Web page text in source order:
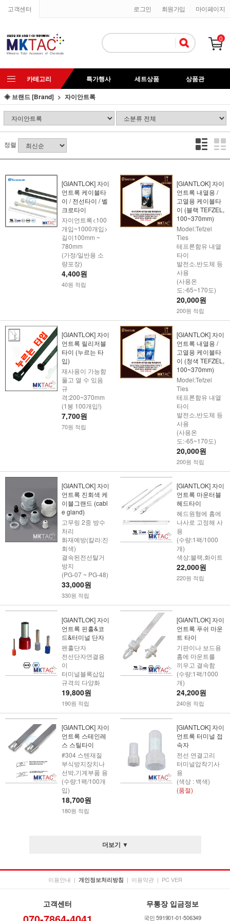
고객센터 마이페이지
회원가입
로그인
0
카테고리 특가행사 세트상품
상품관
◈ 브랜드 [Brand]
자이안트록
정렬
[GIANTLOK] 자이
언트록 케이블타
이 / 전선타이 / 벨
크로타이
자이언트록<100
개입~1000개입>
길이100mm ~
780mm
(가정/일반용 소
량포장)
4,400원
40원 적립
[GIANTLOK] 자이
언트록 내열용 /
고열용 케이블타
이 (블랙 TEFZEL,
100~370mm)
Model:Tefzel
Ties
테프론함유 내열
타이
발전소,반도체 등
사용
(사용온
도:-65~170도)
20,000원
200원 적립
[GIANTLOK] 자이
언트록 릴리저블
타이 (누르는 타
입)
재사용이 가능함
풀고 열 수 있음
규
격:200~370mm
(1봉 100개입!)
7,700원
70원 적립
[GIANTLOK] 자이
언트록 내열용 /
고열용 케이블타
이 (청색 TEFZEL,
100~370mm)
Model:Tefzel
Ties
테프론함유 내열
타이
발전소,반도체 등
사용
(사용온
도:-65~170도)
20,000원
200원 적립
[GIANTLOK] 자이
언트록 진회색 케
이블그랜드 (cabl
e gland)
고무링 2중 방수
처리
화재예방(칼라:진
회색)
결속된전선탈거
방지
(PG-07 ~ PG-48)
33,000원
330원 적립
[GIANTLOK] 자이
언트록 마운터블
헤드타이
헤드원형에 홈에
나사로 고정해 사
용
(수량:1팩/1000
개)
색상:블랙,화이트
22,000원
220원 적립
[GIANTLOK] 자이
언트록 핀홀&코
드&터미널 단자
펜홀단자
전선단자연결용
이
터미널블록삽입
규격의 다양화
19,800원
190원 적립
[GIANTLOK] 자이
언트록 푸쉬 마운
트 타이
기판이나 보드용
홈에 마운트를
끼우고 결속함
(수량:1팩/1000
개)
24,200원
240원 적립
[GIANTLOK] 자이
언트록 스테인레
스 스틸타이
#304 스텐재질
부식방지장치나
선박,기계부품 용
(수량:1팩/100개
입)
18,700원
180원 적립
[GIANTLOK] 자이
언트록 터미널 접
속자
전선 연결고리
터미널압착기사
용
(색상 : 백색)
(품절)
더보기 ▼
이용안내 | 개인정보처리방침 | 이용약관 | PC VER
고객센터 무통장 입금정보
국민 591901-01-506349